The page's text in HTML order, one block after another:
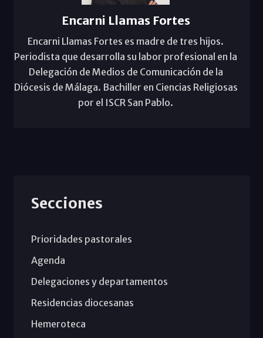
Encarni Llamas Fortes
Encarni Llamas Fortes es madre de tres hijos.
Periodista que desarrolla su labor profesional en la
Delegación de Medios de Comunicación de la
Diócesis de Málaga. Bachiller en Ciencias Religiosas
por el ISCR San Pablo.
Secciones
Prioridades pastorales
Agenda
Delegaciones y departamentos
Residencias diocesanas
Hemeroteca